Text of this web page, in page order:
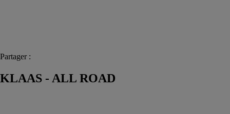
Partager :
KLAAS - ALL ROAD